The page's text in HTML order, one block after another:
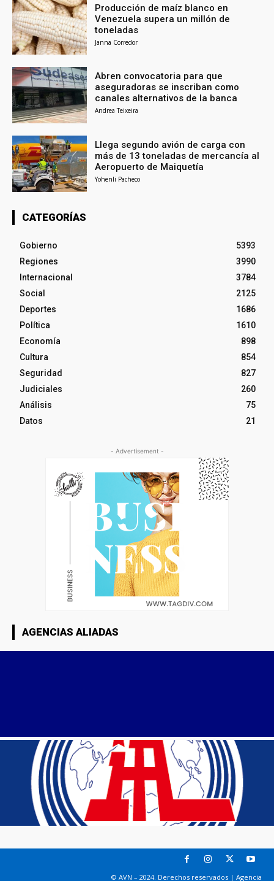
Producción de maíz blanco en
Venezuela supera un millón de
toneladas
Janna Corredor
Abren convocatoria para que
aseguradoras se inscriban como
canales alternativos de la banca
Andrea Teixeira
Llega segundo avión de carga con
más de 13 toneladas de mercancía al
Aeropuerto de Maiquetía
Yohenli Pacheco
CATEGORÍAS
Gobierno
5393
Regiones
3990
Internacional
3784
Social
2125
Deportes
1686
Política
1610
Economía
898
Cultura
854
Seguridad
827
Judiciales
260
Análisis
75
Datos
21
- Advertisement -
AGENCIAS ALIADAS
© AVN – 2024. Derechos reservados | Agencia